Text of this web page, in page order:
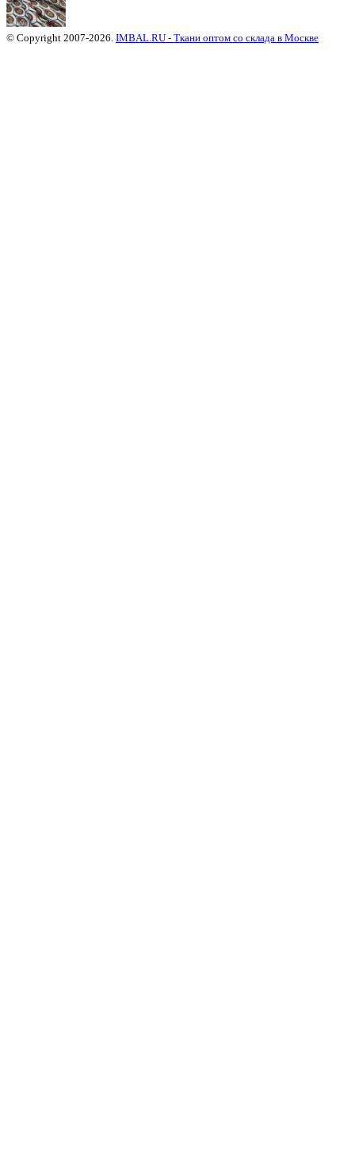
© Copyright 2007-2026. IMBAL.RU - Ткани оптом со склада в Москве